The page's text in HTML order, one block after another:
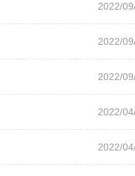
2022/
2022/
2022/
2022/
2022/